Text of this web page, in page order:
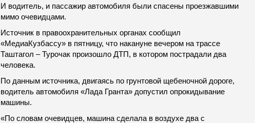
И водитель, и пассажир автомобиля были спасены проезжавшими
мимо очевидцами.
Источник в правоохранительных органах сообщил
«МедиаКузбассу» в пятницу, что накануне вечером на трассе
Таштагол – Турочак произошло ДТП, в котором пострадали два
человека.
По данным источника, двигаясь по грунтовой щебеночной дороге,
водитель автомобиля «Лада Гранта» допустил опрокидывание
машины.
«По словам очевидцев, машина сделала в воздухе два с